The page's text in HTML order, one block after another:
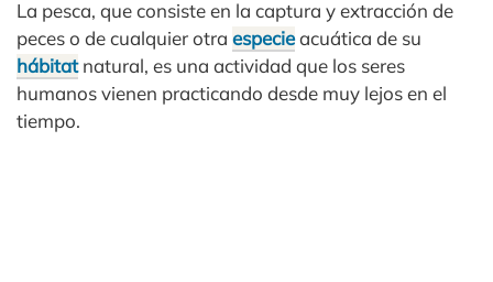
La pesca, que consiste en la captura y extracción de
peces o de cualquier otra especieacuática de su
hábitatnatural, es una actividad que los seres
humanos vienen practicando desde muy lejos en el
tiempo.